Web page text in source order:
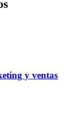
y ventas